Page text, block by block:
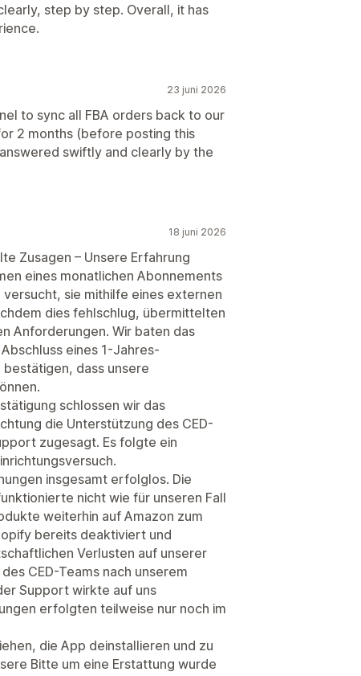
step by step. Overall, it has
23 juni 2026
to sync all FBA orders back to our
2 months (before posting this
swiftly and clearly by the
18 juni 2026
Zusagen – Unsere Erfahrung
eines monatlichen Abonnements
sie mithilfe eines externen
dies fehlschlug, übermittelten
Anforderungen. Wir baten das
eines 1-Jahres-
dass unsere
schlossen wir das
die Unterstützung des CED-
zugesagt. Es folgte ein
insgesamt erfolglos. Die
nicht wie für unseren Fall
weiterhin auf Amazon zum
bereits deaktiviert und
Verlusten auf unserer
CED-Teams nach unserem
Support wirkte auf uns
erfolgten teilweise nur noch im
die App deinstallieren und zu
Bitte um eine Erstattung wurde